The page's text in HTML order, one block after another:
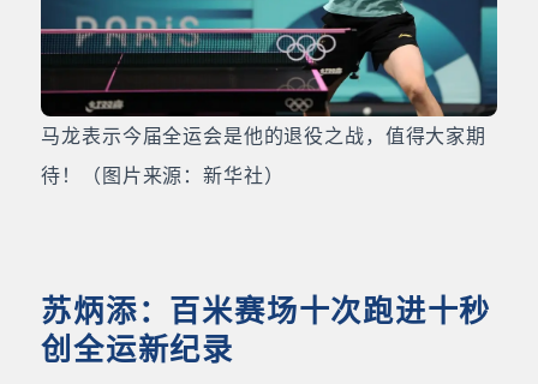
马龙表示今届全运会是他的退役之战，值得大家期
待！（图片来源：新华社）
苏炳添：百米赛场十次跑进十秒
创全运新纪录